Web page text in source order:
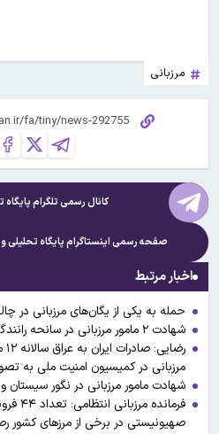
مرزبانی
کانال رسمی تلگرام
صفحه رسمی اینستاگرام پایگاه تحلیلی
اخبار مرتبط
حمله به یکی از یگان‌های مرزبانی در
شهادت ۲ مامور مرزبانی در سانحه رانندگی حین مأموریت مرزی + فیلم
مرزبانی در کمیسیون امنیت ملی به
شهادت مامور مرزبانی در نگور سیستان
صهیونیستی در برخی از مرز‌های کشور